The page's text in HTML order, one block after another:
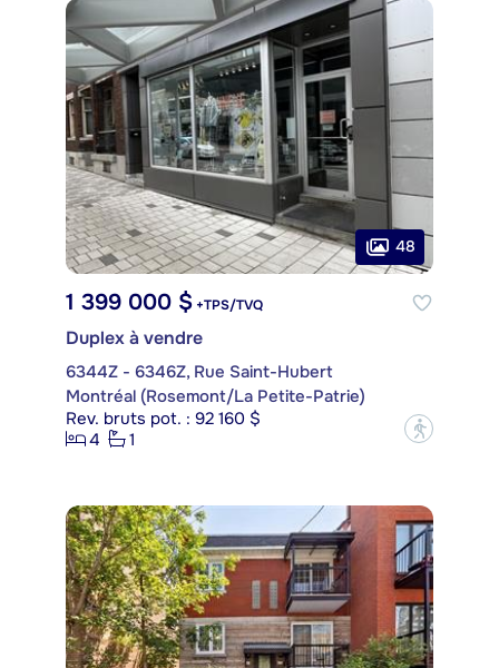
48
1 399 000 $ +TPS/TVQ
Duplex à vendre
6344Z - 6346Z, Rue Saint-Hubert
Montréal (Rosemont/La Petite-Patrie)
Rev. bruts pot. : 92 160 $
4
1 ?